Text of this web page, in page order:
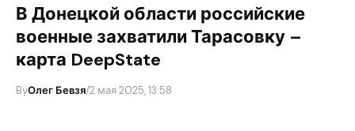
В Донецкой области российские
военные захватили Тарасовку –
карта DeepState
ByОлег Бевзя/2 мая 2025, 13:58